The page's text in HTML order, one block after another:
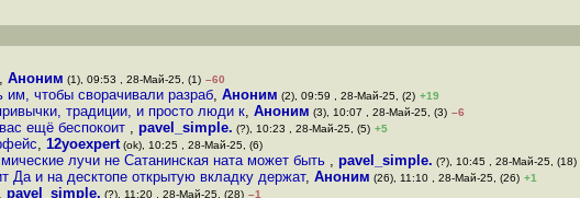
, Аноним (1), 09:53 , 28-Май-25, (1) –60
им, чтобы сворачивали разраб, Аноним (2), 09:59 , 28-Май-25, (2) +19
традиции, и просто люди к, Аноним (3), 10:07 , 28-Май-25, (3) –6
ещё беспокоит , pavel_simple. (?), 10:23 , 28-Май-25, (5) +5
, 12yoexpert (ok), 10:25 , 28-Май-25, (6)
лучи не Сатанинская ната может быть , pavel_simple. (?), 10:45 , 28-Май-25, (18)
Да и на десктопе открытую вкладку держат, Аноним (26), 11:10 , 28-Май-25, (26) +1
, pavel_simple. (?), 11:20 , 28-Май-25, (28) –1